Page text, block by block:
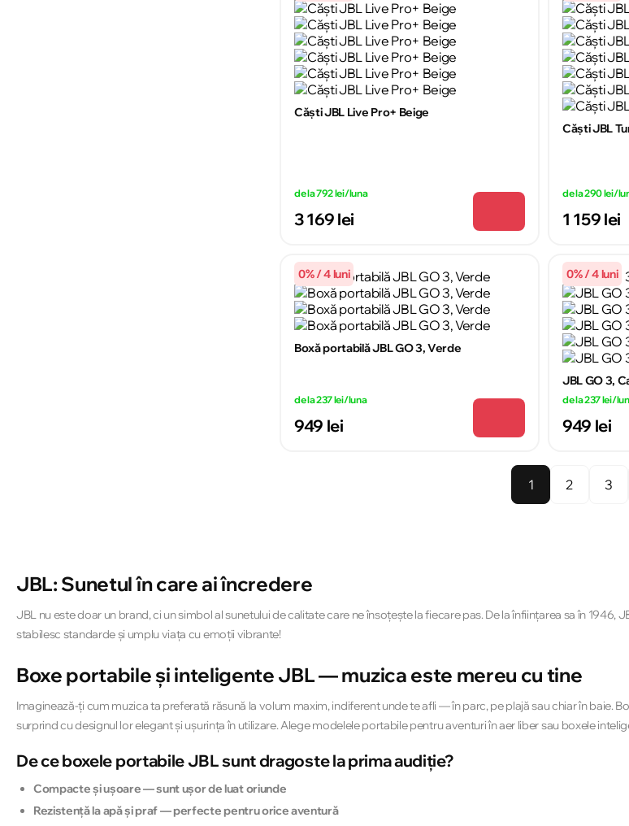
Căşti JBL Live Pro+ Beige
de la 792 lei/luna
3 169 lei
Căști JBL
de la 290 lei/
1 159 lei
0% / 4 luni
Boxă portabilă JBL GO 3, Verde
de la 237 lei/luna
949 lei
0% / 4 luni
JBL GO 3,
de la 237 lei/
949 lei
1 2 3
JBL: Sunetul în care ai încredere
JBL nu este doar un brand, ci un simbol al sunetului de calitate care ne însoțește la fiecare pas. De la înființarea sa în
stabilesc standarde și umplu viața cu emoții vibrante!
Boxe portabile și inteligente JBL — muzica este mereu cu tine
Imaginează-ți cum muzica ta preferată răsună la volum maxim, indiferent unde te afli — în parc, pe plajă sau chiar în baie.
surprind cu designul lor elegant și ușurința în utilizare. Alege modelele portabile pentru aventuri în aer liber sau boxele
De ce boxele portabile JBL sunt dragoste la prima audiție?
Compacte și ușoare — sunt ușor de luat oriunde
Rezistență la apă și praf — perfecte pentru orice aventură